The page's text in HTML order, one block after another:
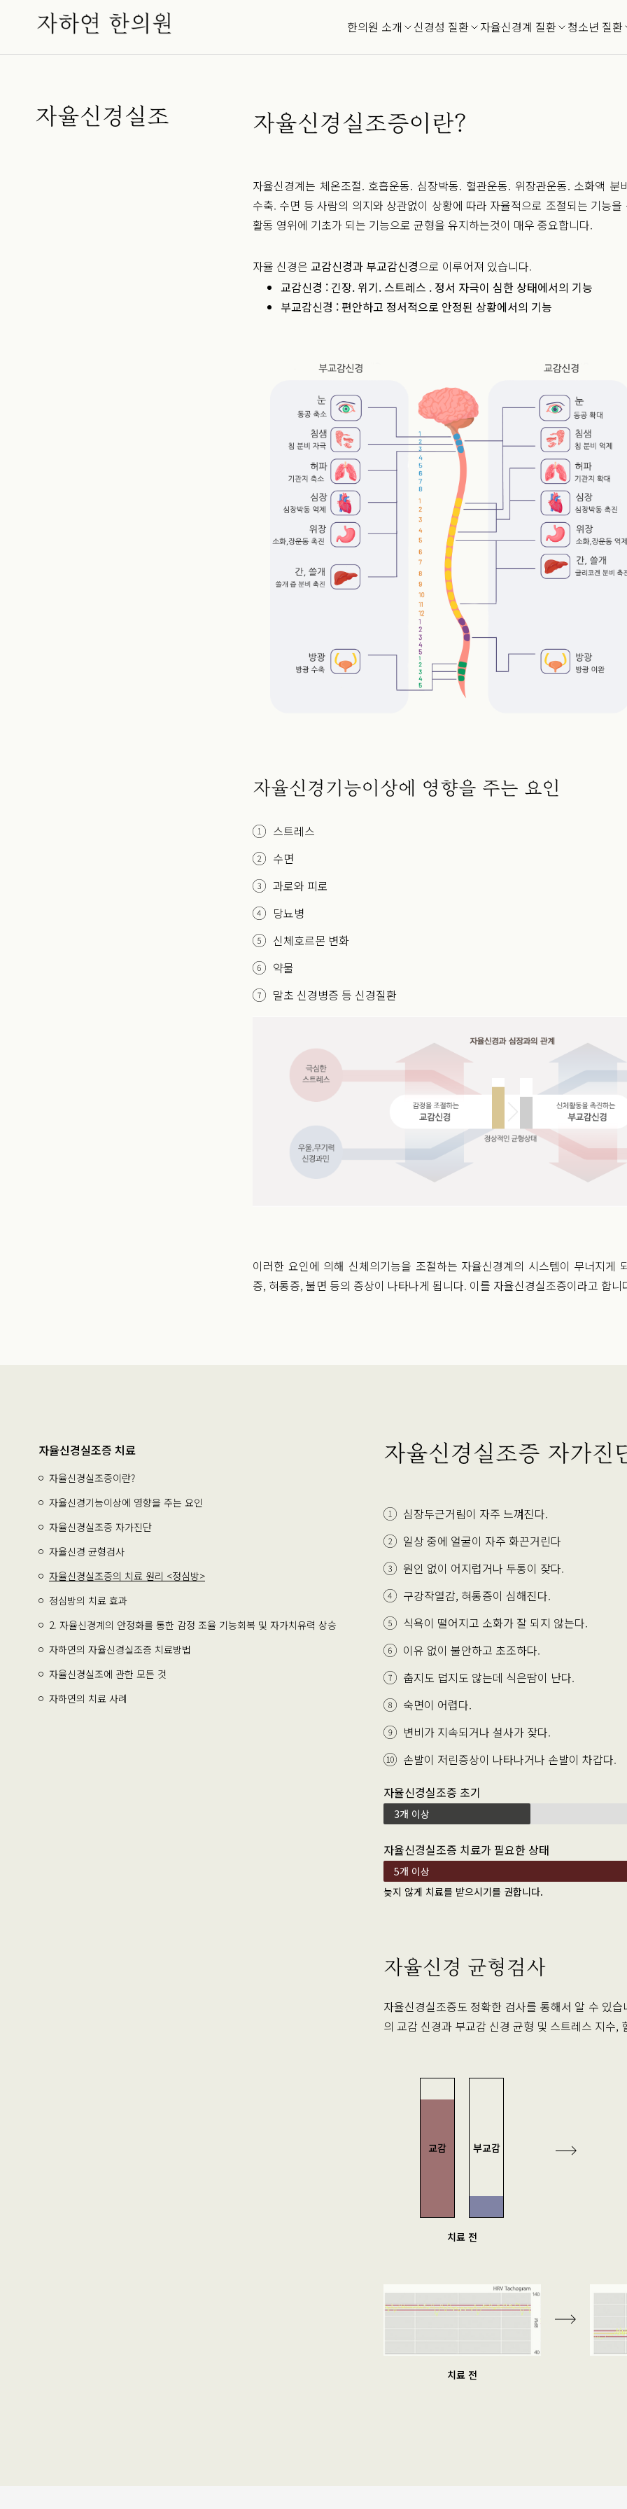
한의원 소개 신경성 질환 자율신경계 질환 청소년 질환
자율신경실조 자율신경실조증이란?
자율신경계는 체온조절. 호흡운동. 심장박동. 혈관운동. 위장관운동. 소화액 분
수축. 수면 등 사람의 의지와 상관없이 상황에 따라 자율적으로 조절되는 기능
활동 영위에 기초가 되는 기능으로 균형을 유지하는것이 매우 중요합니다.
자율 신경은 교감신경과 부교감신경으로 이루어져 있습니다.
교감신경 : 긴장. 위기. 스트레스 . 정서 자극이 심한 상태에서의 기능
부교감신경 : 편안하고 정서적으로 안정된 상황에서의 기능
자율신경기능이상에 영향을 주는 요인
스트레스
수면
과로와 피로
당뇨병
신체호르몬 변화
약물
말초 신경병증 등 신경질환
이러한 요인에 의해 신체의기능을 조절하는 자율신경계의 시스템이 무너지게
증, 혀통증, 불면 등의 증상이 나타나게 됩니다. 이를 자율신경실조증이라고 합니
자율신경실조증 치료
자율신경실조증이란?
자율신경기능이상에 영향을 주는 요인
자율신경실조증 자가진단
자율신경 균형검사
자율신경실조증의 치료 원리 <정심방>
정심방의 치료 효과
2. 자율신경계의 안정화를 통한 감정 조율 기능회복 및 자가치유력 상승
자하연의 자율신경실조증 치료방법
자율신경실조에 관한 모든 것
자하연의 치료 사례
자율신경실조증 자가진
심장두근거림이 자주 느껴진다.
일상 중에 얼굴이 자주 화끈거린다
원인 없이 어지럽거나 두통이 잦다.
구강작열감, 혀통증이 심해진다.
식욕이 떨어지고 소화가 잘 되지 않는다.
이유 없이 불안하고 초조하다.
춥지도 덥지도 않는데 식은땀이 난다.
숙면이 어렵다.
변비가 지속되거나 설사가 잦다.
손발이 저린증상이 나타나거나 손발이 차갑다.
자율신경실조증 초기
3개 이상
자율신경실조증 치료가 필요한 상태
5개 이상
늦지 않게 치료를 받으시기를 권합니다.
자율신경 균형검사
자율신경실조증도 정확한 검사를 통해서 알 수 있
의 교감 신경과 부교감 신경 균형 및 스트레스 지수,
교감 부교감
치료 전
치료 전